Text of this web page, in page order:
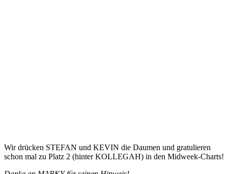
Wir drücken STEFAN und KEVIN die Daumen und gratulieren
schon mal zu Platz 2 (hinter KOLLEGAH) in den Midweek-Charts!